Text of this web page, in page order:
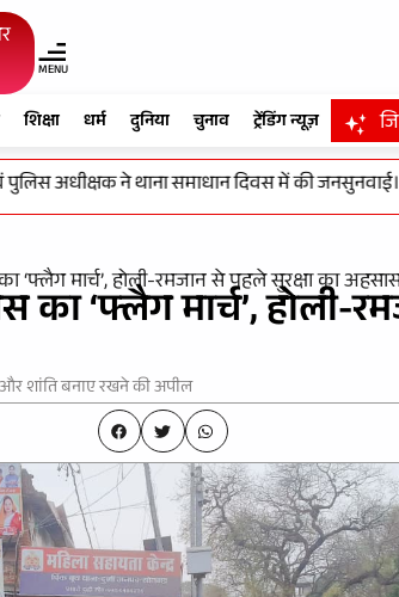
MENU
शिक्षा धर्म दुनिया चुनाव ट्रेंडिंग न्यूज़
अधीक्षक ने थाना समाधान दिवस में की जनसुनवाई। -
‘फ्लैग मार्च’, होली-रमजान से पहले सुरक्षा का
का ‘फ्लैग मार्च’, होली-
शांति बनाए रखने की अपील